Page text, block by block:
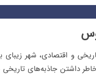
و اقتصادی، شهر
داشتن جاذبه‌های